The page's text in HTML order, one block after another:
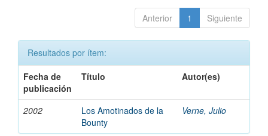
Anterior 1 Siguiente
Resultados por ítem:
Fecha de
publicación
Título Autor(es)
2002
Los Amotinados de la
Bounty
Verne, Julio